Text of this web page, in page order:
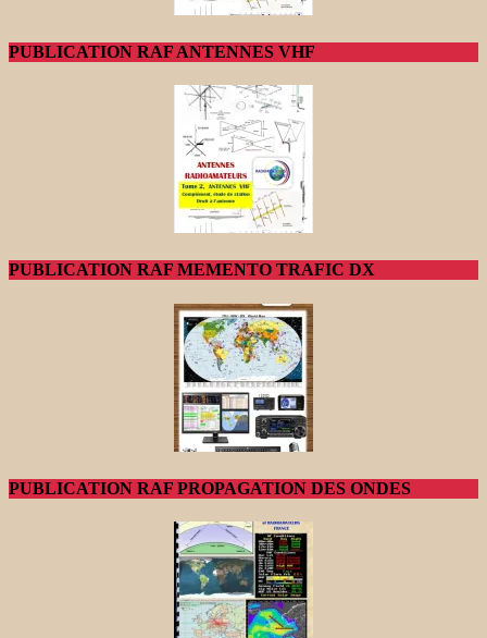
PUBLICATION RAF ANTENNES VHF
PUBLICATION RAF MEMENTO TRAFIC DX
PUBLICATION RAF PROPAGATION DES ONDES